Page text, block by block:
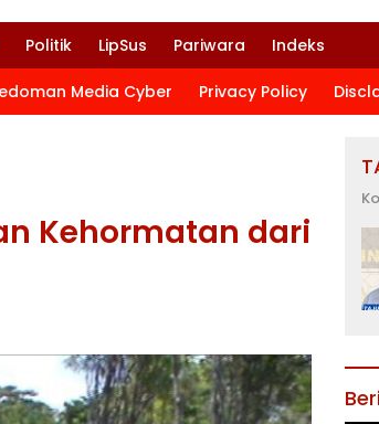
Politik LipSus Pariwara Indeks
Media Cyber Privacy Policy
Kehormatan dari